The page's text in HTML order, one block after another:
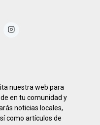
nuestra web para
en tu comunidad y
noticias locales,
como artículos de